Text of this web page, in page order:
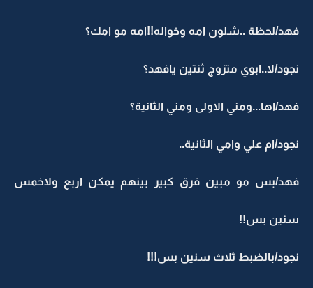
فهد/لحظة ..شلون امه وخواله!!امه مو امك؟
نجود/لا..ابوي متزوج ثنتين يافهد؟
فهد/اها...ومني الاولى ومني الثانية؟
نجود/ام علي وامي الثانية..
فهد/بس مو مبين فرق كبير بينهم يمكن اربع ولاخمس
سنين بس!!
نجود/بالضبط ثلاث سنين بس!!!